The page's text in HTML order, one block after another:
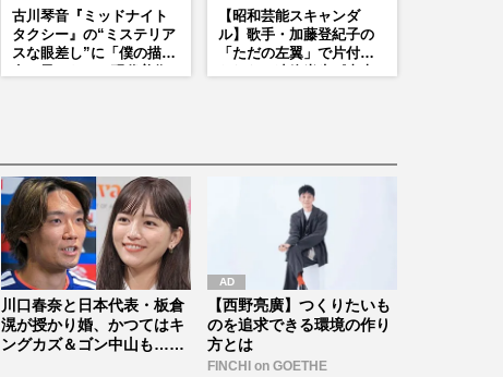
古川琴音『ミッドナイト
タクシー』の“ミステリア
スな眼差し”に「僕の描く
【昭和芸能スキャンダ
ル】歌手・加藤登紀子の
「ただの左翼」で片付け
川口春奈と日本代表・板倉
滉が授かり婚、かつてはキ
ングカズ＆ゴン中山も…サ
【西野亮廣】つくりたいも
のを追求できる環境の作り
方とは
FINCHI on GOETHE